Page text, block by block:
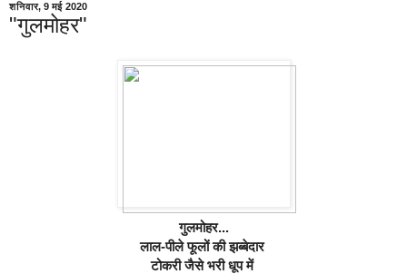
शनिवार, 9 मई 2020
"गुलमोहर"
गुलमोहर...
लाल-पीले फूलों की झब्बेदार
टोकरी जैसे भरी धूप में